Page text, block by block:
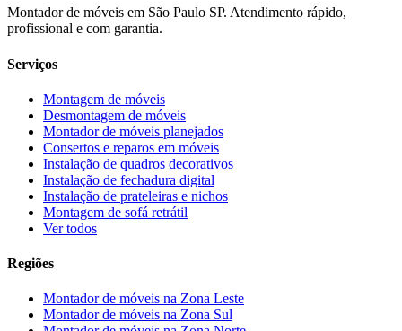
Montador de móveis em São Paulo SP. Atendimento rápido,
profissional e com garantia.
Serviços
Montagem de móveis
Desmontagem de móveis
Montador de móveis planejados
Consertos e reparos em móveis
Instalação de quadros decorativos
Instalação de fechadura digital
Instalação de prateleiras e nichos
Montagem de sofá retrátil
Ver todos
Regiões
Montador de móveis na Zona Leste
Montador de móveis na Zona Sul